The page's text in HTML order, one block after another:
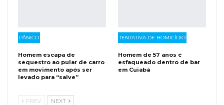
PÂNICO
Homem escapa de
sequestro ao pular de carro
em movimento após ser
levado para “salve”
TENTATIVA DE HOMICÍDIO
Homem de 57 anos é
esfaqueado dentro de bar
em Cuiabá
PREV NEXT